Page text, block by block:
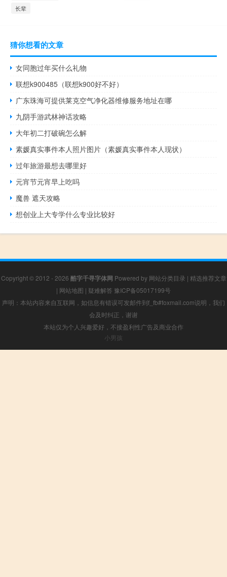
长辈
猜你想看的文章
女同胞过年买什么礼物
联想k900485（联想k900好不好）
广东珠海可提供莱克空气净化器维修服务地址在哪
九阴手游武林神话攻略
大年初二打破碗怎么解
素媛真实事件本人照片图片（素媛真实事件本人现状）
过年旅游最想去哪里好
元宵节元宵早上吃吗
魔兽 遮天攻略
想创业上大专学什么专业比较好
Copyright © 2012 - 2026 酷字千寻字体网 Powered by 网站分类目录 | 精选推荐文章
| 网站地图 | 疑难解答 豫ICP备05017199号
声明：本站内容来自互联网，如信息有错误可发邮件到f_fb#foxmail.com说明，我们
会及时纠正，谢谢
本站仅为个人兴趣爱好，不接盈利性广告及商业合作
小男孩